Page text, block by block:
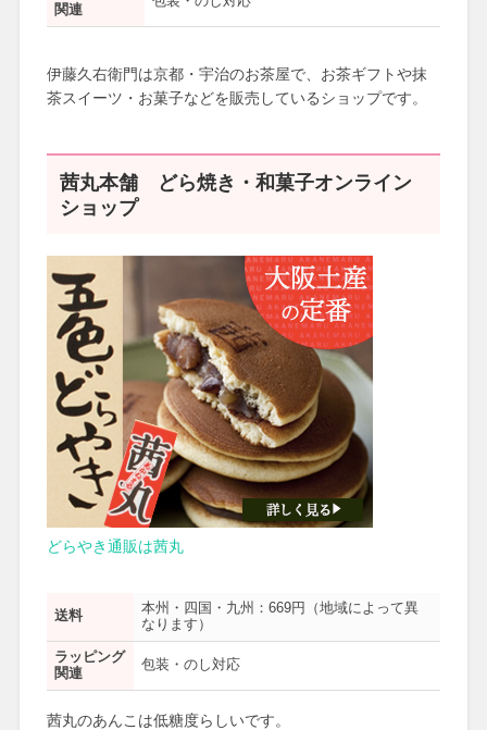
関連
伊藤久右衛門は京都・宇治のお茶屋で、お茶ギフトや抹
茶スイーツ・お菓子などを販売しているショップです。
茜丸本舗 どら焼き・和菓子オンライン
ショップ
どらやき通販は茜丸
送料
本州・四国・九州：669円（地域によって異
なります）
ラッピング
関連
包装・のし対応
茜丸のあんこは低糖度らしいです。